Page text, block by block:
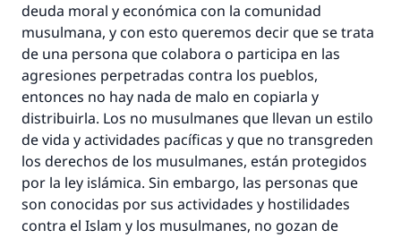
deuda moral y económica con la comunidad
musulmana, y con esto queremos decir que se trata
de una persona que colabora o participa en las
agresiones perpetradas contra los pueblos,
entonces no hay nada de malo en copiarla y
distribuirla. Los no musulmanes que llevan un estilo
de vida y actividades pacíficas y que no transgreden
los derechos de los musulmanes, están protegidos
por la ley islámica. Sin embargo, las personas que
son conocidas por sus actividades y hostilidades
contra el Islam y los musulmanes, no gozan de